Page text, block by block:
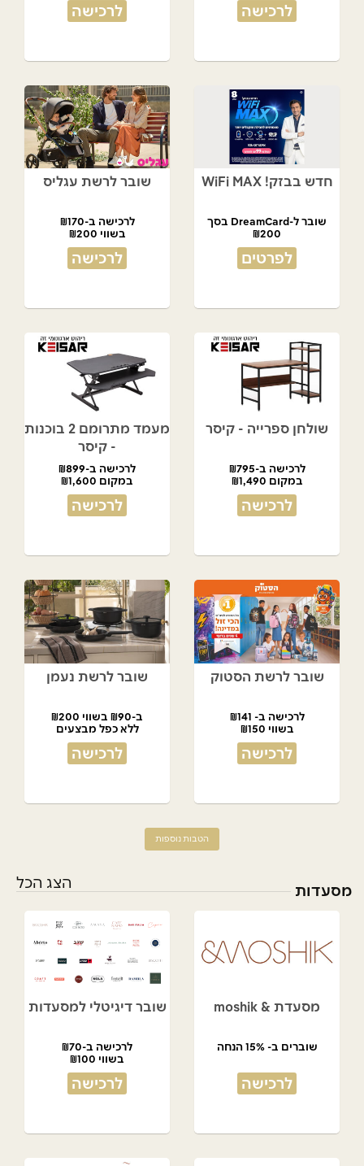
לרכישה לרכישה
חדש בבזק! WiFi MAX
שובר ל-DreamCard בסך
₪200
מתנת המועדון!
לפרטים
שובר לרשת עגליס
לרכישה ב-₪170
בשווי ₪200
לרכישה
שולחן ספרייה - קיסר
לרכישה ב-₪795
במקום ₪1,490
לרכישה
מעמד מתרומם 2 בוכנות
- קיסר
לרכישה ב-₪899
במקום ₪1,600
לרכישה
שובר לרשת הסטוק
לרכישה ב- ₪141
בשווי ₪150
לרכישה
שובר לרשת נעמן
ב-₪90 בשווי ₪200
ללא כפל מבצעים
לרכישה
הטבות נוספות
מסעדות הצג הכל
מסעדת & moshik
שוברים ב- 15% הנחה
לרכישה
שובר דיגיטלי למסעדות
לרכישה ב-₪70
בשווי ₪100
לרכישה